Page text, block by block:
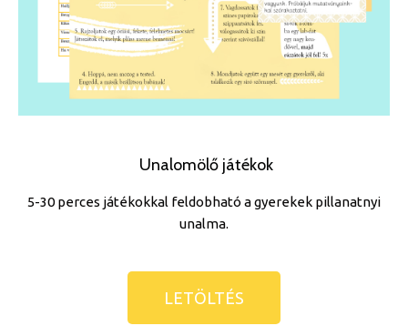
Unalomölő játékok
5-30 perces játékokkal feldobható a gyerekek pillanatnyi
unalma.
LETÖLTÉS